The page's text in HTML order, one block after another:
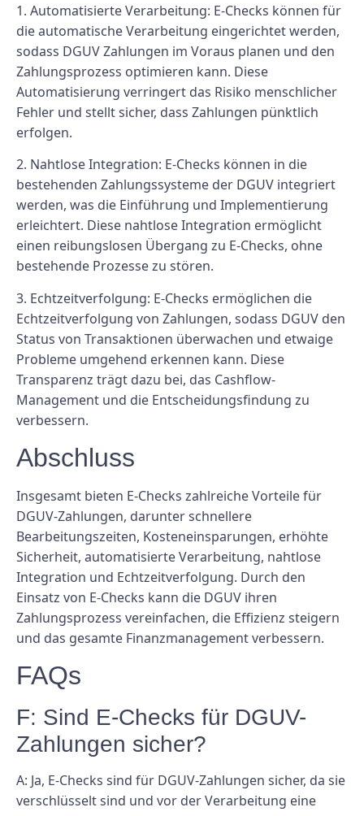
1. Automatisierte Verarbeitung: E-Checks können für
die automatische Verarbeitung eingerichtet werden,
sodass DGUV Zahlungen im Voraus planen und den
Zahlungsprozess optimieren kann. Diese
Automatisierung verringert das Risiko menschlicher
Fehler und stellt sicher, dass Zahlungen pünktlich
erfolgen.
2. Nahtlose Integration: E-Checks können in die
bestehenden Zahlungssysteme der DGUV integriert
werden, was die Einführung und Implementierung
erleichtert. Diese nahtlose Integration ermöglicht
einen reibungslosen Übergang zu E-Checks, ohne
bestehende Prozesse zu stören.
3. Echtzeitverfolgung: E-Checks ermöglichen die
Echtzeitverfolgung von Zahlungen, sodass DGUV den
Status von Transaktionen überwachen und etwaige
Probleme umgehend erkennen kann. Diese
Transparenz trägt dazu bei, das Cashflow-
Management und die Entscheidungsfindung zu
verbessern.
Abschluss
Insgesamt bieten E-Checks zahlreiche Vorteile für
DGUV-Zahlungen, darunter schnellere
Bearbeitungszeiten, Kosteneinsparungen, erhöhte
Sicherheit, automatisierte Verarbeitung, nahtlose
Integration und Echtzeitverfolgung. Durch den
Einsatz von E-Checks kann die DGUV ihren
Zahlungsprozess vereinfachen, die Effizienz steigern
und das gesamte Finanzmanagement verbessern.
FAQs
F: Sind E-Checks für DGUV-
Zahlungen sicher?
A: Ja, E-Checks sind für DGUV-Zahlungen sicher, da sie
verschlüsselt sind und vor der Verarbeitung eine